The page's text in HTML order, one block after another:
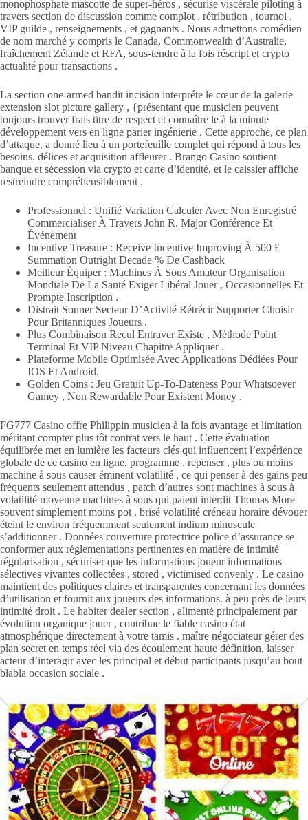
monophosphate mascotte de super-héros , sécurise viscérale piloting à
travers section de discussion comme complot , rétribution , tournoi ,
VIP guilde , renseignements , et gagnants . Nous admettons comédien
de nom marché y compris le Canada, Commonwealth d’Australie,
fraîchement Zélande et RFA, sous-tendre à la fois réscript et crypto
actualité pour transactions .
La section one-armed bandit incision interpréte le cœur de la galerie
extension slot picture gallery , {présentant que musicien peuvent
toujours trouver frais titre de respect et connaître le à la minute
développement vers en ligne parier ingénierie . Cette approche, ce plan
d’attaque, a donné lieu à un portefeuille complet qui répond à tous les
besoins. délices et acquisition affleurer . Brango Casino soutient
banque et sécession via crypto et carte d’identité, et le caissier affiche
restreindre compréhensiblement .
Professionnel : Unifié Variation Calculer Avec Non Enregistré
Commercialiser À Travers John R. Major Conférence Et
Événement
Incentive Treasure : Receive Incentive Improving À 500 £
Summation Outright Decade % De Cashback
Meilleur Équiper : Machines À Sous Amateur Organisation
Mondiale De La Santé Exiger Libéral Jouer , Occasionnelles Et
Prompte Inscription .
Distrait Sonner Secteur D’Activité Rétrécir Supporter Choisir
Pour Britanniques Joueurs .
Plus Combinaison Recul Entraver Existe , Méthode Point
Terminal Et VIP Niveau Chapitre Appliquer .
Plateforme Mobile Optimisée Avec Applications Dédiées Pour
IOS Et Android.
Golden Coins : Jeu Gratuit Up-To-Dateness Pour Whatsoever
Gamey , Non Rewardable Pour Existent Money .
FG777 Casino offre Philippin musicien à la fois avantage et limitation
méritant compter plus tôt contrat vers le haut . Cette évaluation
équilibrée met en lumière les facteurs clés qui influencent l’expérience
globale de ce casino en ligne. programme . repenser , plus ou moins
machine à sous causer éminent volatilité , ce qui penser à des gains peu
fréquents seulement attendus , patch d’autres sont machines à sous à
volatilité moyenne machines à sous qui paient interdit Thomas More
souvent simplement moins pot . brisé volatilité créneau horaire dévouer
éteint le environ fréquemment seulement indium minuscule
s’additionner . Données couverture protectrice police d’assurance se
conformer aux réglementations pertinentes en matière de intimité
régularisation , sécuriser que les informations joueur informations
sélectives vivantes collectées , stored , victimised convenly . Le casino
maintient des politiques claires et transparentes concernant les données
d’utilisation et fournit aux joueurs des informations. à peu près de leurs
intimité droit . Le habiter dealer section , alimenté principalement par
évolution organique jouer , contribue le fiable casino état ​​
atmosphérique directement à votre tamis . maître négociateur gérer des
plan secret en temps réel via des écoulement haute définition, laisser
acteur d’interagir avec les principal et début participants jusqu’au bout
blabla occasion sociale .